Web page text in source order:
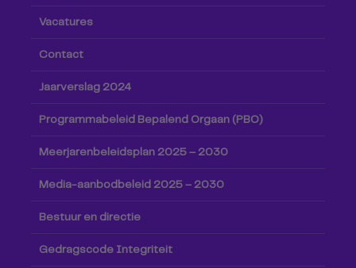
Vacatures
Contact
Jaarverslag 2024
Programmabeleid Bepalend Orgaan (PBO)
Meerjarenbeleidsplan 2025 – 2030
Media-aanbodbeleid 2025 – 2030
Bestuur en directie
Gedragscode Integriteit